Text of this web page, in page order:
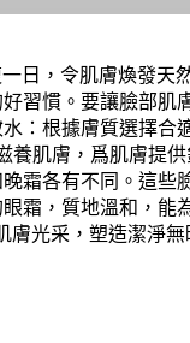
日，令肌膚煥發天
習慣。要讓臉部肌
：根據膚質選擇合
養肌膚，爲肌膚提
霜各有不同。這些
霜，質地溫和，能
光采，塑造潔淨無